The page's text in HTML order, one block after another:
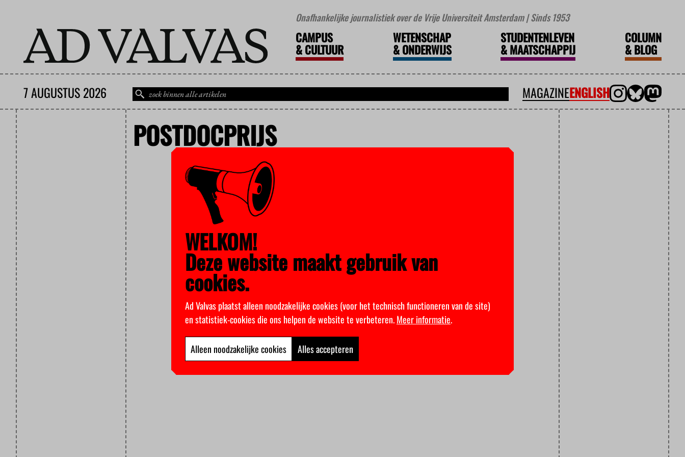
Onafhankelijke journalistiek over de Vrije Universiteit Amsterdam | Sinds 1953
CAMPUS
&CULTUUR
WETENSCHAP
&ONDERWIJS
STUDENTENLEVEN
&MAATSCHAPPIJ
COLUMN
&BLOG
7 AUGUSTUS 2026 MAGAZINEENGLISH
POSTDOCPRIJS
WELKOM!
Deze website maakt gebruik van
cookies.
Ad Valvas plaatst alleen noodzakelijke cookies (voor het technisch functioneren van de site)
en statistiek-cookies die ons helpen de website te verbeteren.Meer informatie.
Alleen noodzakelijke cookies Alles accepteren